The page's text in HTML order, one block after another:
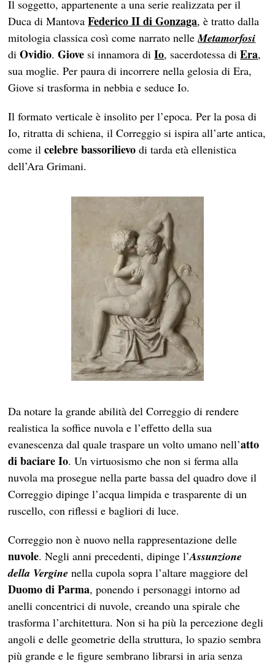
Il soggetto, appartenente a una serie realizzata per il
Duca di MantovaFederico II di Gonzaga, è tratto dalla
mitologia classica così come narrato nelleMetamorfosi
diOvidio.Giove si innamora diIo, sacerdotessa diEra,
sua moglie. Per paura di incorrere nella gelosia di Era,
Giove si trasforma in nebbia e seduce Io.
Il formato verticale è insolito per l’epoca. Per la posa di
Io, ritratta di schiena, il Correggio si ispira all’arte antica,
come ilcelebre bassorilievo di tarda età ellenistica
dell’Ara Grimani.
Da notare la grande abilità del Correggio di rendere
realistica la soffice nuvola e l’effetto della sua
evanescenza dal quale traspare un volto umano nell’atto
di baciare Io. Un virtuosismo che non si ferma alla
nuvola ma prosegue nella parte bassa del quadro dove il
Correggio dipinge l’acqua limpida e trasparente di un
ruscello, con riflessi e bagliori di luce.
Correggio non è nuovo nella rappresentazione delle
nuvole. Negli anni precedenti, dipinge l’Assunzione
della Vergine nella cupola sopra l’altare maggiore del
Duomo di Parma, ponendo i personaggi intorno ad
anelli concentrici di nuvole, creando una spirale che
trasforma l’architettura. Non si ha più la percezione degli
angoli e delle geometrie della struttura, lo spazio sembra
più grande e le figure sembrano librarsi in aria senza